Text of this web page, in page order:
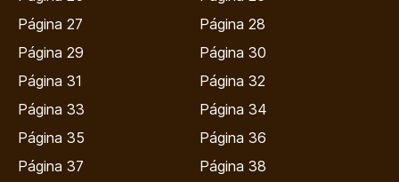
Página 27
Página 28
Página 29
Página 30
Página 31
Página 32
Página 33
Página 34
Página 35
Página 36
Página 37
Página 38